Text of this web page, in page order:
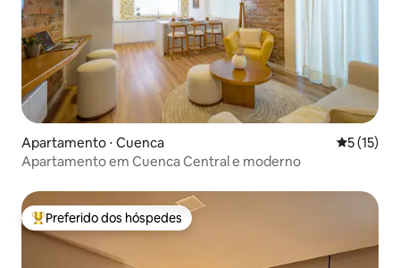
Apartamento ⋅ Cuenca 5 de uma
5 (15)
Apartamento em Cuenca Central e moderno
Entre os melhores preferidos dos hóspedes
Preferido dos hóspedes